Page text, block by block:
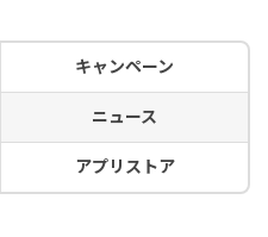
キャンペーン
ニュース
アプリストア